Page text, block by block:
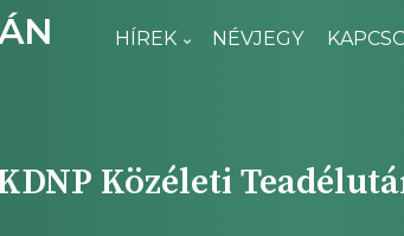
HÍREK NÉVJEGY
Közéleti